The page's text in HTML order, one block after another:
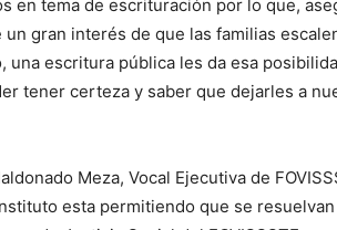
en tema de escrituración por lo que,
un gran interés de que las familias
una escritura pública les da esa
tener certeza y saber que dejarles a
Meza, Vocal Ejecutiva de
esta permitiendo que se